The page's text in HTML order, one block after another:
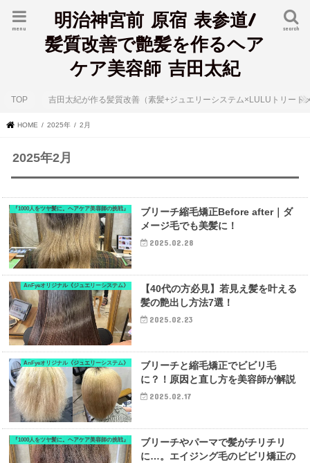
明治神宮前 原宿 表参道/
髪質改善で艶髪を作るヘア
ケア美容師 吉田太紀
search
menu
TOP 吉田太紀が作る髪質改善（素髪+ジュエリーシステム×LULUトリート
HOME 2025年 2月
2025年2月
『1000人をツヤ髪に。ヘアケア美容師の挑戦』
ブリーチ縮毛矯正Before after｜ダ
メージ毛でも美髪に！
2025.02.28
AnFyeオリジナル《ジュエリーシステム》
【40代の方必見】若見え髪を叶える
髪の艶出し方法7選！
2025.02.23
AnFyeオリジナル《ジュエリーシステム》
ブリーチと縮毛矯正でビビリ毛
に？！原因と直し方を美容師が解説
2025.02.17
『1000人をツヤ髪に。ヘアケア美容師の挑戦』
ブリーチやパーマで髪がチリチリ
に…。エイジング毛のビビリ矯正の